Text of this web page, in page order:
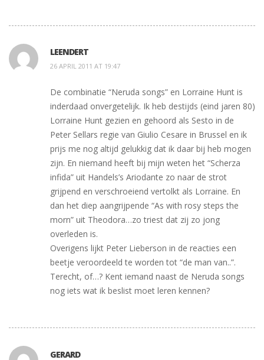
LEENDERT
26 APRIL 2011 AT 19:47
De combinatie “Neruda songs” en Lorraine Hunt is
inderdaad onvergetelijk. Ik heb destijds (eind jaren 80)
Lorraine Hunt gezien en gehoord als Sesto in de
Peter Sellars regie van Giulio Cesare in Brussel en ik
prijs me nog altijd gelukkig dat ik daar bij heb mogen
zijn. En niemand heeft bij mijn weten het “Scherza
infida” uit Handels’s Ariodante zo naar de strot
grijpend en verschroeiend vertolkt als Lorraine. En
dan het diep aangrijpende “As with rosy steps the
morn” uit Theodora…zo triest dat zij zo jong
overleden is.
Overigens lijkt Peter Lieberson in de reacties een
beetje veroordeeld te worden tot “de man van..”.
Terecht, of…? Kent iemand naast de Neruda songs
nog iets wat ik beslist moet leren kennen?
GERARD